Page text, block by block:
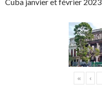
Cuba janvier et février 2023
« ‹